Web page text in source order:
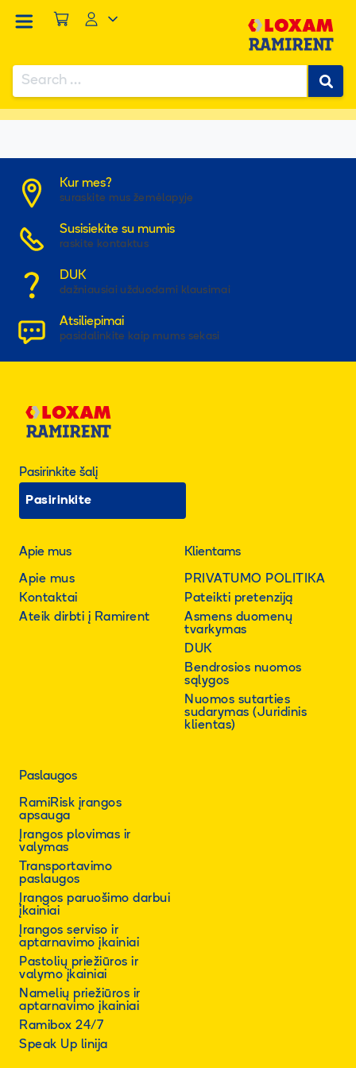
Search
for:
Kur mes?
suraskite mus žemėlapyje
Susisiekite su mumis
raskite kontaktus
DUK
dažniausiai užduodami klausimai
Atsiliepimai
pasidalinkite kaip mums sekasi
Pasirinkite šalį
Pasirinkite
Apie mus
Apie mus
Kontaktai
Ateik dirbti į Ramirent
Klientams
PRIVATUMO POLITIKA
Pateikti pretenziją
Asmens duomenų
tvarkymas
DUK
Bendrosios nuomos
sąlygos
Nuomos sutarties
sudarymas (Juridinis
klientas)
Paslaugos
RamiRisk įrangos
apsauga
Įrangos plovimas ir
valymas
Transportavimo
paslaugos
Įrangos paruošimo darbui
įkainiai
Įrangos serviso ir
aptarnavimo įkainiai
Pastolių priežiūros ir
valymo įkainiai
Namelių priežiūros ir
aptarnavimo įkainiai
Ramibox 24/7
Speak Up linija